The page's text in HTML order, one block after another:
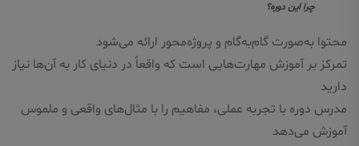
چرا این دوره؟
محتوا به‌صورت گام‌به‌گام و پروژه‌محور ارائه می‌شود
تمرکز بر آموزش مهارت‌هایی است که واقعاً در دنیای کار به آن‌ها نیاز
دارید
مدرس دوره با تجربه عملی، مفاهیم را با مثال‌های واقعی و ملموس
آموزش می‌دهد